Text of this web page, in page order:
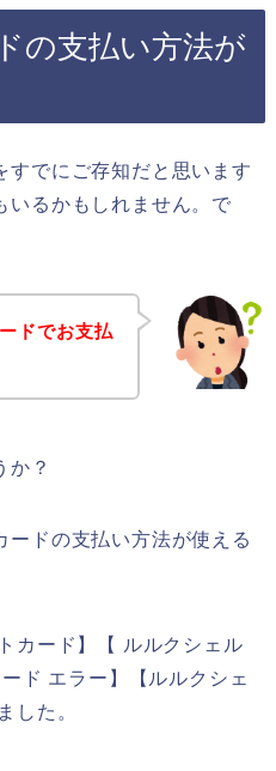
の支払い方法が
すでにご存知だと思います
いるかもしれません。で
ドでお支払
か？
ードの支払い方法が使える
カード】【 ルルクシェル
ド エラー】【ルルクシェ
した。